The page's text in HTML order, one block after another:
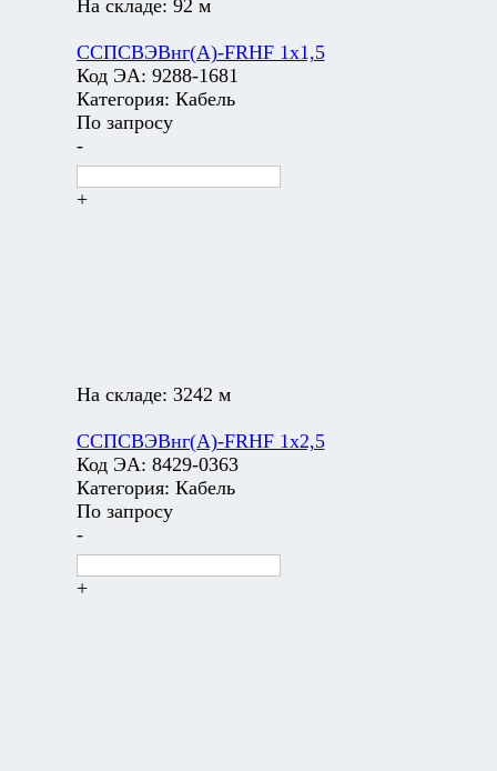
На складе: 92 м
ССПСВЭВнг(А)-FRHF 1х1,5
Код ЭА: 9288-1681
Категория: Кабель
По запросу
-
+
На складе: 3242 м
ССПСВЭВнг(А)-FRHF 1х2,5
Код ЭА: 8429-0363
Категория: Кабель
По запросу
-
+